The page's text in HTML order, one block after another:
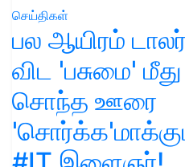
செய்திகள்
பல ஆயிரம்
விட 'பசுமை'
சொந்த ஊரை